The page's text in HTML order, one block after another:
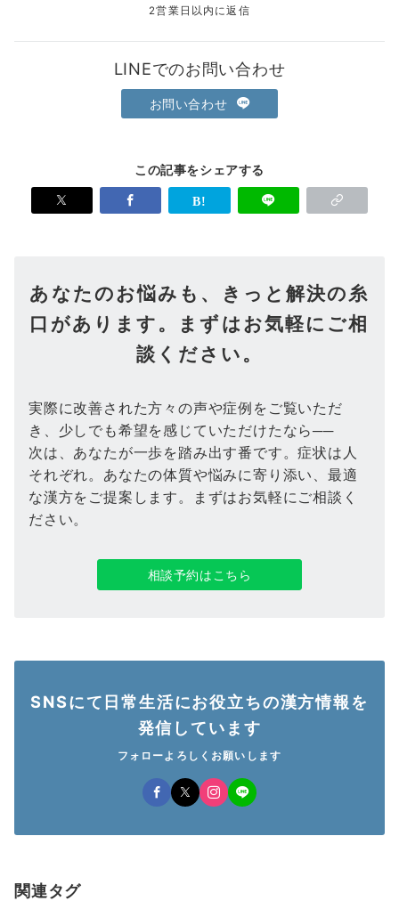
2営業日以内に返信
LINEでのお問い合わせ
お問い合わせ
この記事をシェアする
あなたのお悩みも、きっと解決の糸
口があります。まずはお気軽にご相
談ください。
実際に改善された方々の声や症例をご覧いただ
き、少しでも希望を感じていただけたなら──
次は、あなたが一歩を踏み出す番です。症状は人
それぞれ。あなたの体質や悩みに寄り添い、最適
な漢方をご提案します。まずはお気軽にご相談く
ださい。
相談予約はこちら
SNSにて日常生活にお役立ちの漢方情報を
発信しています
フォローよろしくお願いします
関連タグ